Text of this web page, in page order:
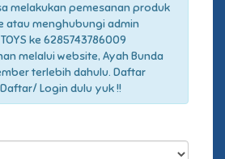
melakukan pemesanan produk
atau menghubungi admin
TOYS ke 6285743786009
melalui website, Ayah Bunda
terlebih dahulu. Daftar
Login dulu yuk !!